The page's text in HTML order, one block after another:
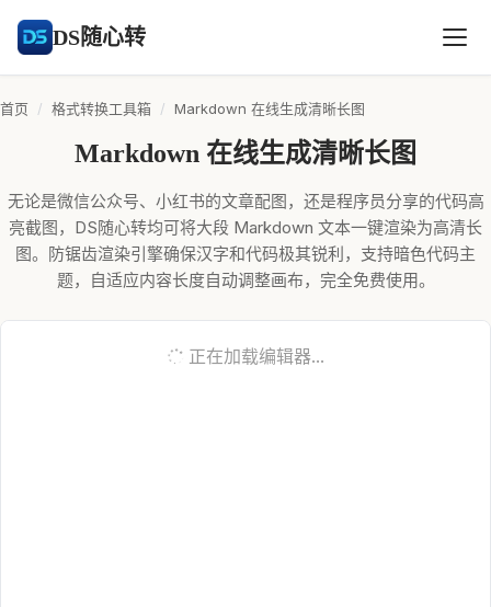
DS随心转
首页 / 格式转换工具箱 / Markdown 在线生成清晰长图
Markdown 在线生成清晰长图
无论是微信公众号、小红书的文章配图，还是程序员分享的代码高
亮截图，DS随心转均可将大段 Markdown 文本一键渲染为高清长
图。防锯齿渲染引擎确保汉字和代码极其锐利，支持暗色代码主
题，自适应内容长度自动调整画布，完全免费使用。
正在加载编辑器...